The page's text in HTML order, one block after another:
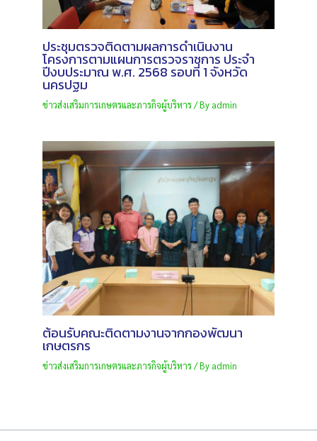
ประชุมตรวจติดตามผลการดำเนินงาน
โครงการตามแผนการตรวจราชการ ประจำ
ปีงบประมาณ พ.ศ. 2568 รอบที่ 1 จังหวัด
นครปฐม
ข่าวส่งเสริมการเกษตรและภารกิจผู้บริหาร/ By admin
ต้อนรับคณะติดตามงานจากกองพัฒนา
เกษตรกร
ข่าวส่งเสริมการเกษตรและภารกิจผู้บริหาร/ By admin